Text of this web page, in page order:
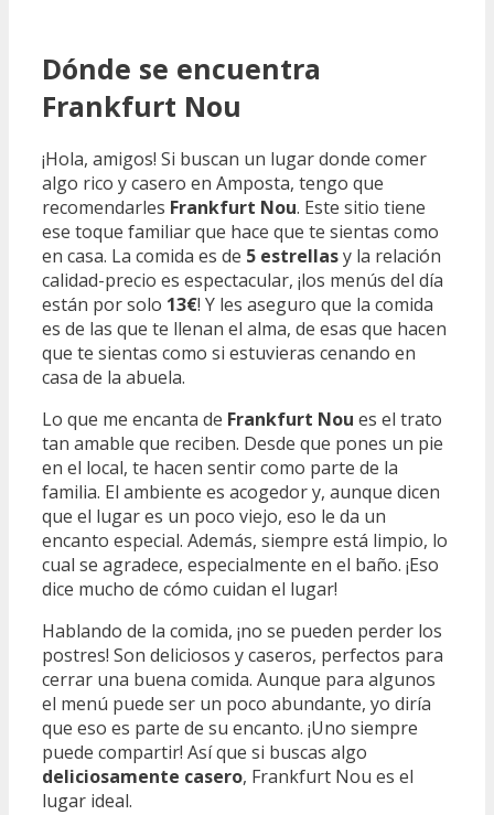
Dónde se encuentra
Frankfurt Nou
¡Hola, amigos! Si buscan un lugar donde comer
algo rico y casero en Amposta, tengo que
recomendarles Frankfurt Nou. Este sitio tiene
ese toque familiar que hace que te sientas como
en casa. La comida es de 5 estrellasy la relación
calidad-precio es espectacular, ¡los menús del día
están por solo 13€! Y les aseguro que la comida
es de las que te llenan el alma, de esas que hacen
que te sientas como si estuvieras cenando en
casa de la abuela.
Lo que me encanta de Frankfurt Nou es el trato
tan amable que reciben. Desde que pones un pie
en el local, te hacen sentir como parte de la
familia. El ambiente es acogedor y, aunque dicen
que el lugar es un poco viejo, eso le da un
encanto especial. Además, siempre está limpio, lo
cual se agradece, especialmente en el baño. ¡Eso
dice mucho de cómo cuidan el lugar!
Hablando de la comida, ¡no se pueden perder los
postres! Son deliciosos y caseros, perfectos para
cerrar una buena comida. Aunque para algunos
el menú puede ser un poco abundante, yo diría
que eso es parte de su encanto. ¡Uno siempre
puede compartir! Así que si buscas algo
deliciosamente casero, Frankfurt Nou es el
lugar ideal.